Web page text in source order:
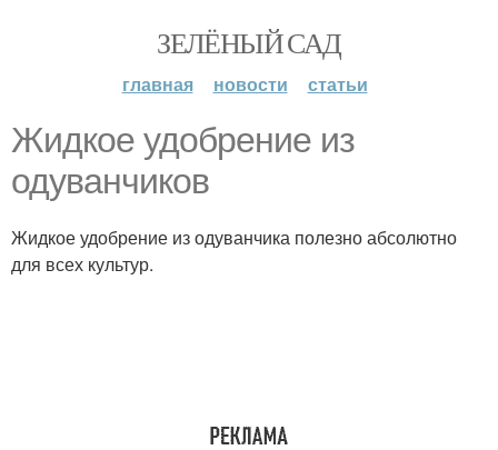
ЗЕЛЁНЫЙ САД
главная новости статьи
Жидкое удобрение из
одуванчиков
Жидкое удобрение из одуванчика полезно абсолютно
для всех культур.